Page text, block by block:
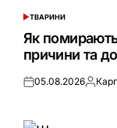
ОПУБЛІКУВАТИ
У
ТВАРИНИ
Як
причини та
Оприлюднено
05.08.2026